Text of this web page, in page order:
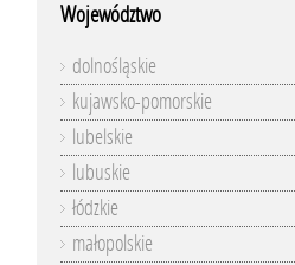
Województwo
dolnośląskie
kujawsko-pomorskie
lubelskie
lubuskie
łódzkie
małopolskie